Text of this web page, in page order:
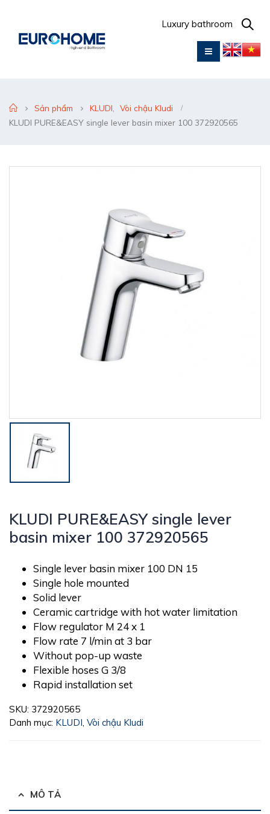
Luxury bathroom
Sản phẩm KLUDI
Vòi chậu Kludi
KLUDI PURE&EASY single lever basin mixer 100 372920565
KLUDI PURE&EASY single lever
basin mixer 100 372920565
Single lever basin mixer 100 DN 15
Single hole mounted
Solid lever
Ceramic cartridge with hot water limitation
Flow regulator M 24 x 1
Flow rate 7 l/min at 3 bar
Without pop-up waste
Flexible hoses G 3/8
Rapid installation set
SKU: 372920565
Danh mục: KLUDI Vòi chậu Kludi
MÔ TẢ